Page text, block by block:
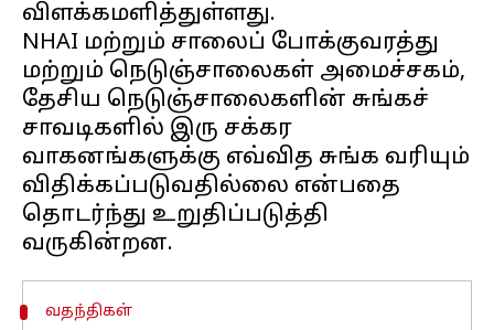
விளக்கமளித்துள்ளது.
NHAI மற்றும் சாலைப் போக்குவரத்து
மற்றும் நெடுஞ்சாலைகள் அமைச்சகம்,
தேசிய நெடுஞ்சாலைகளின் சுங்கச்
சாவடிகளில் இரு சக்கர
வாகனங்களுக்கு எவ்வித சுங்க வரியும்
விதிக்கப்படுவதில்லை என்பதை
தொடர்ந்து உறுதிப்படுத்தி
வதந்திகள்